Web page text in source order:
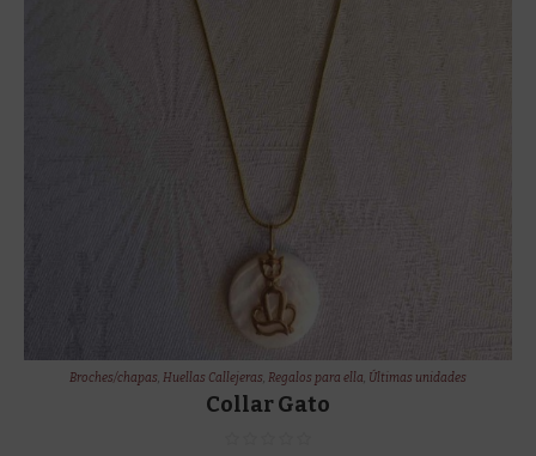
Broches/chapas, Huellas Callejeras, Regalos para ella, Últimas unidades
Collar Gato